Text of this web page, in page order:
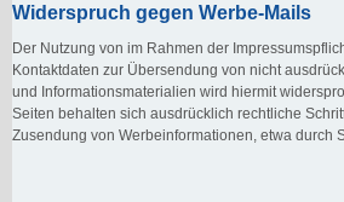
Widerspruch gegen Werbe-Mails
Der Nutzung von im Rahmen der
Kontaktdaten zur Übersendung von nicht
und Informationsmaterialien wird hiermit
Seiten behalten sich ausdrücklich rechtliche
Zusendung von Werbeinformationen, etwa durch